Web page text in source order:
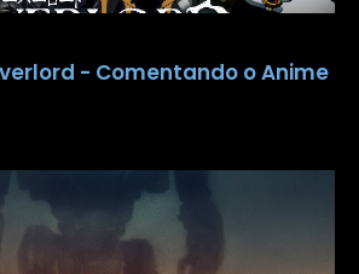
- Comentando o Anime